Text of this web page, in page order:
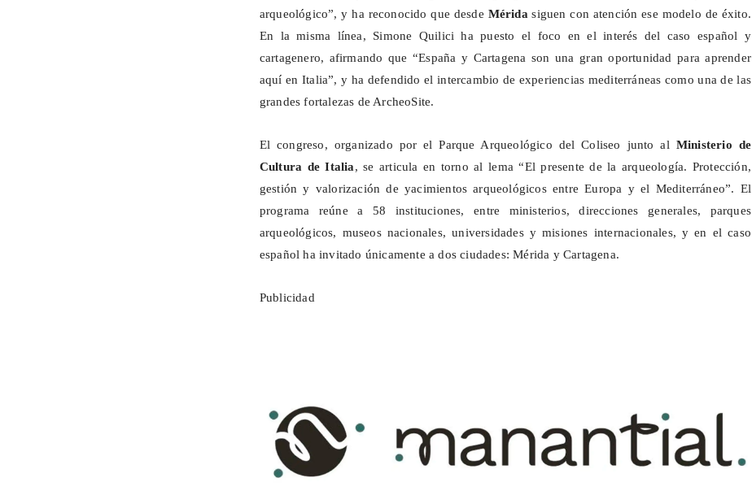
arqueológico”, y ha reconocido que desde Méridasiguen con atención ese modelo de éxito.
En la misma línea, Simone Quilici ha puesto el foco en el interés del caso español y
cartagenero, afirmando que “España y Cartagena son una gran oportunidad para aprender
aquí en Italia”, y ha defendido el intercambio de experiencias mediterráneas como una de las
grandes fortalezas deArcheoSite.
El congreso, organizado por el Parque Arqueológico del Coliseo junto al Ministerio de
Cultura de Italia, se articula en torno al lema “El presente de la arqueología. Protección,
gestión y valorización de yacimientos arqueológicos entre Europa y el Mediterráneo”. El
programa reúne a 58 instituciones, entre ministerios, direcciones generales, parques
arqueológicos, museos nacionales, universidades y misiones internacionales, y en el caso
español ha invitado únicamente a dos ciudades: Mérida y Cartagena.
Publicidad